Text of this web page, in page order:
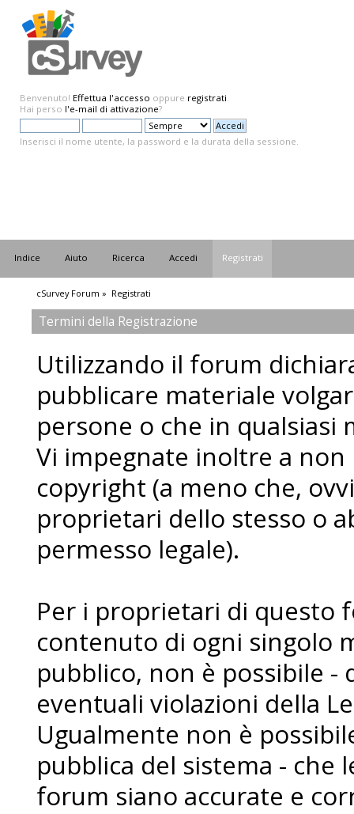
Benvenuto! Effettua l'accesso oppure registrati.
Hai perso l'e-mail di attivazione?
Inserisci il nome utente, la password e la durata della sessione.
Indice Aiuto Ricerca Accedi Registrati
cSurvey Forum » Registrati
Termini della Registrazione
Utilizzando il forum
pubblicare materiale
persone o che in qualsiasi
Vi impegnate inoltre a
copyright (a meno che,
proprietari dello stesso o
permesso legale).
Per i proprietari di questo
contenuto di ogni singolo
pubblico, non è possibile
eventuali violazioni della
Ugualmente non è
pubblica del sistema -
forum siano accurate e